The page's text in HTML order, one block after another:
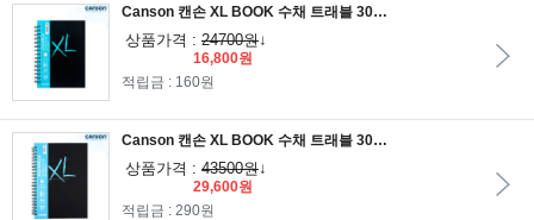
Canson 캔손 XL BOOK 수채 트래블 300g 21x14.8cm 34매/A5스케치북
상품가격 : 24700원↓
16,800원
적립금 : 160원
Canson 캔손 XL BOOK 수채 트래블 300g 21x29.7cm 34매/A4스케치북
상품가격 : 43500원↓
29,600원
적립금 : 290원